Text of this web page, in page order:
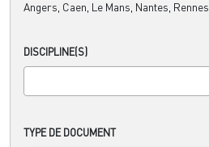
Angers, Caen, Le Mans, Nantes, Rennes
DISCIPLINE(S)
TYPE DE DOCUMENT